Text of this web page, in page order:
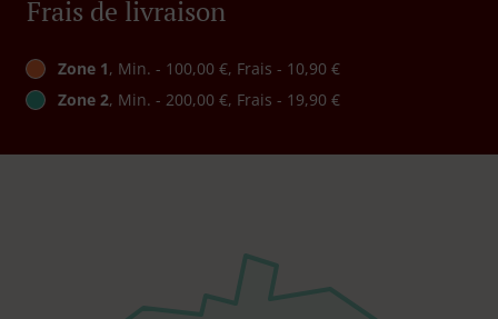
Frais de livraison
Zone 1, Min. - 100,00 €, Frais - 10,90 €
Zone 2, Min. - 200,00 €, Frais - 19,90 €